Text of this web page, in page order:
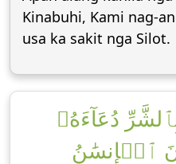
Kinabuhi, Kami nag-
usa ka sakit nga Silot.
دُعَآءَهُۥ
ٱلۡإِنسَٰنُ